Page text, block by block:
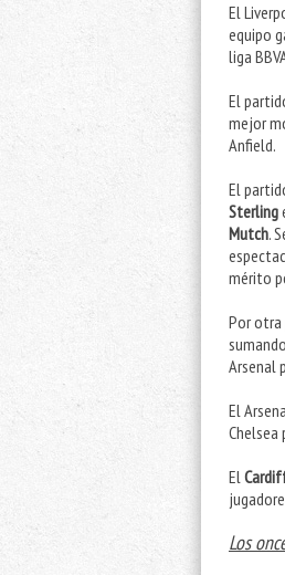
El
equipo
liga
El
mejor
Anfield.
El
Sterling
Mutch.
mérito
Por otra
Arsenal
El
Chelsea
El
Los